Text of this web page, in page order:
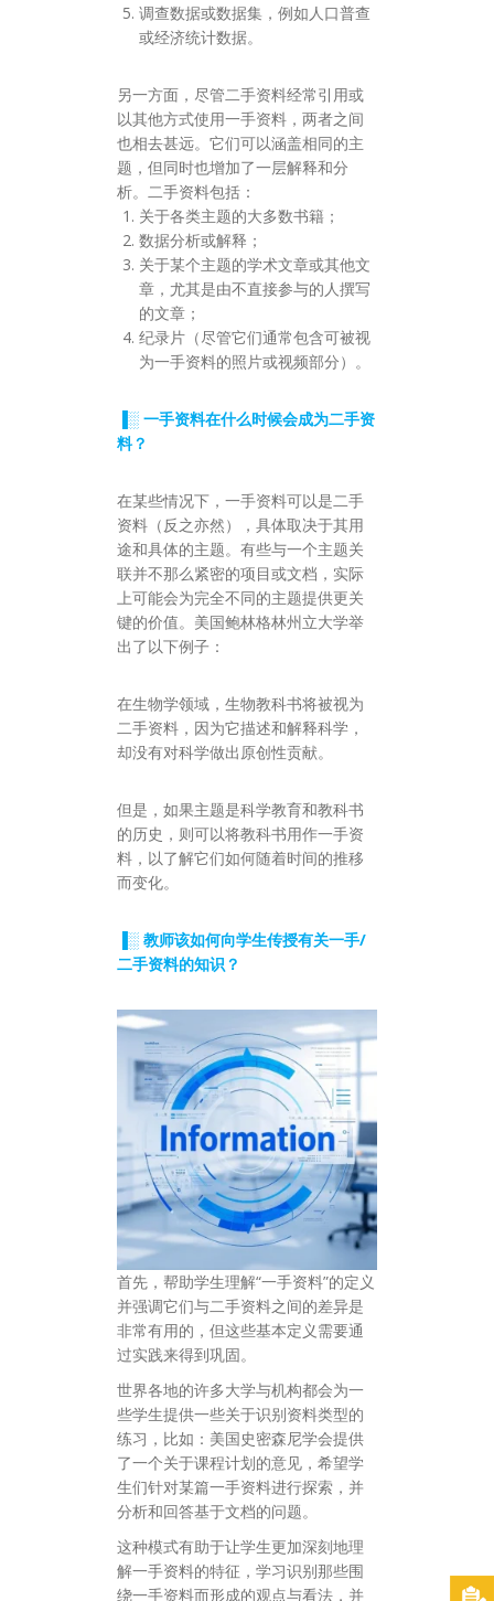
调查数据或数据集，例如人口普查
或经济统计数据。
另一方面，尽管二手资料经常引用或
以其他方式使用一手资料，两者之间
也相去甚远。它们可以涵盖相同的主
题，但同时也增加了一层解释和分
析。二手资料包括：
关于各类主题的大多数书籍；
数据分析或解释；
关于某个主题的学术文章或其他文
章，尤其是由不直接参与的人撰写
的文章；
纪录片（尽管它们通常包含可被视
为一手资料的照片或视频部分）。
▐░ 一手资料在什么时候会成为二手资
料？
在某些情况下，一手资料可以是二手
资料（反之亦然），具体取决于其用
途和具体的主题。有些与一个主题关
联并不那么紧密的项目或文档，实际
上可能会为完全不同的主题提供更关
键的价值。美国鲍林格林州立大学举
出了以下例子：
在生物学领域，生物教科书将被视为
二手资料，因为它描述和解释科学，
却没有对科学做出原创性贡献。
但是，如果主题是科学教育和教科书
的历史，则可以将教科书用作一手资
料，以了解它们如何随着时间的推移
而变化。
▐░ 教师该如何向学生传授有关一手/
二手资料的知识？
首先，帮助学生理解“一手资料”的定义
并强调它们与二手资料之间的差异是
非常有用的，但这些基本定义需要通
过实践来得到巩固。
世界各地的许多大学与机构都会为一
些学生提供一些关于识别资料类型的
练习，比如：美国史密森尼学会提供
了一个关于课程计划的意见，希望学
生们针对某篇一手资料进行探索，并
分析和回答基于文档的问题。
这种模式有助于让学生更加深刻地理
解一手资料的特征，学习识别那些围
绕一手资料而形成的观点与看法，并